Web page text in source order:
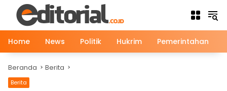
Langsung
konten
Home
News Politik Hukrim Pemerintahan
Beranda Berita
Berita